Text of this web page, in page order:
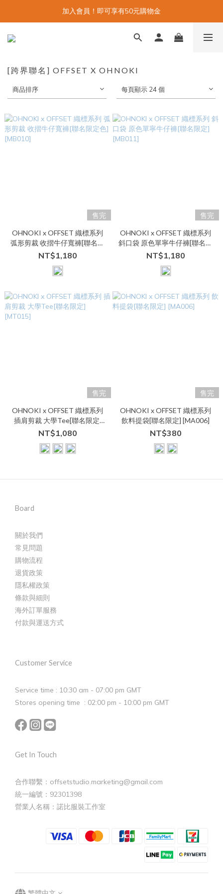
加入會員！即可享有50元購物金
[跨界聯名] OFFSET X OHNOKI
商品排序 每頁顯示 24 個
售完
OHNOKI x OFFSET 織標系列
弧形剪裁 收摺牛仔寬褲[聯名限
定色] [MB010]
NT$1,180
售完
OHNOKI x OFFSET 織標系列
斜口袋 原色單寧牛仔褲[聯名限
定] [MB011]
NT$1,180
售完
OHNOKI x OFFSET 織標系列
插肩剪裁 大學Tee[聯名限定]
[MT015]
NT$1,080
售完
OHNOKI x OFFSET 織標系列
飲料提袋[聯名限定] [MA006]
NT$380
Board
關於我們
常見問題
購物流程
退貨政策
隱私權政策
條款與細則
海外訂單服務
付款與運送方式
Customer Service
Service time : 10:30 am - 07:00 pm GMT
Stores opening time : 02:00 pm - 10:00 pm GMT
Get In Touch
合作聯繫：offsetstudio.marketing@gmail.com
統一編號：92301398
營業人名稱：諾比服裝工作室